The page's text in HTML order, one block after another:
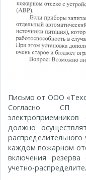
Письмо от ООО
Согласно СП
должно
каждом пожарном
включения
учетно-